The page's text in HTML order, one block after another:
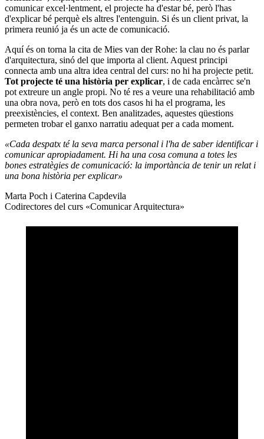
comunicar excel·lentment, el projecte ha d'estar bé, però l'has
d'explicar bé perquè els altres l'entenguin. Si és un client privat, la
primera reunió ja és un acte de comunicació.
Aquí és on torna la cita de Mies van der Rohe: la clau no és parlar
d'arquitectura, sinó del que importa al client. Aquest principi
connecta amb una altra idea central del curs: no hi ha projecte petit.
Tot projecte té una història per explicar, i de cada encàrrec se'n
pot extreure un angle propi. No té res a veure una rehabilitació amb
una obra nova, però en tots dos casos hi ha el programa, les
preexistències, el context. Ben analitzades, aquestes qüestions
permeten trobar el ganxo narratiu adequat per a cada moment.
«Cada despatx té la seva marca personal i l'ha de saber identificar i
comunicar apropiadament. Hi ha una cosa comuna a totes les
bones estratègies de comunicació: la importància de tenir un relat i
una bona història per explicar»
Marta Poch i Caterina Capdevila
Codirectores del curs «Comunicar Arquitectura»